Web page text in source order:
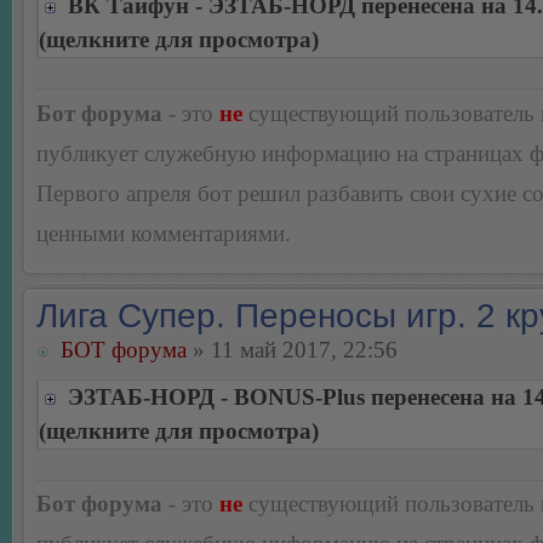
ВК Тайфун - ЭЗТАБ-НОРД перенесена на
(щелкните для просмотра)
Бот форума - это не существующий пользователь
публикует служебную информацию на страницах
Первого апреля бот решил разбавить свои сухие
ценными комментариями.
Лига Супер. Переносы игр. 2
БОТ форума » 11 май 2017, 22:56
ЭЗТАБ-НОРД - BONUS-Plus перенесена на
(щелкните для просмотра)
Бот форума - это не существующий пользователь